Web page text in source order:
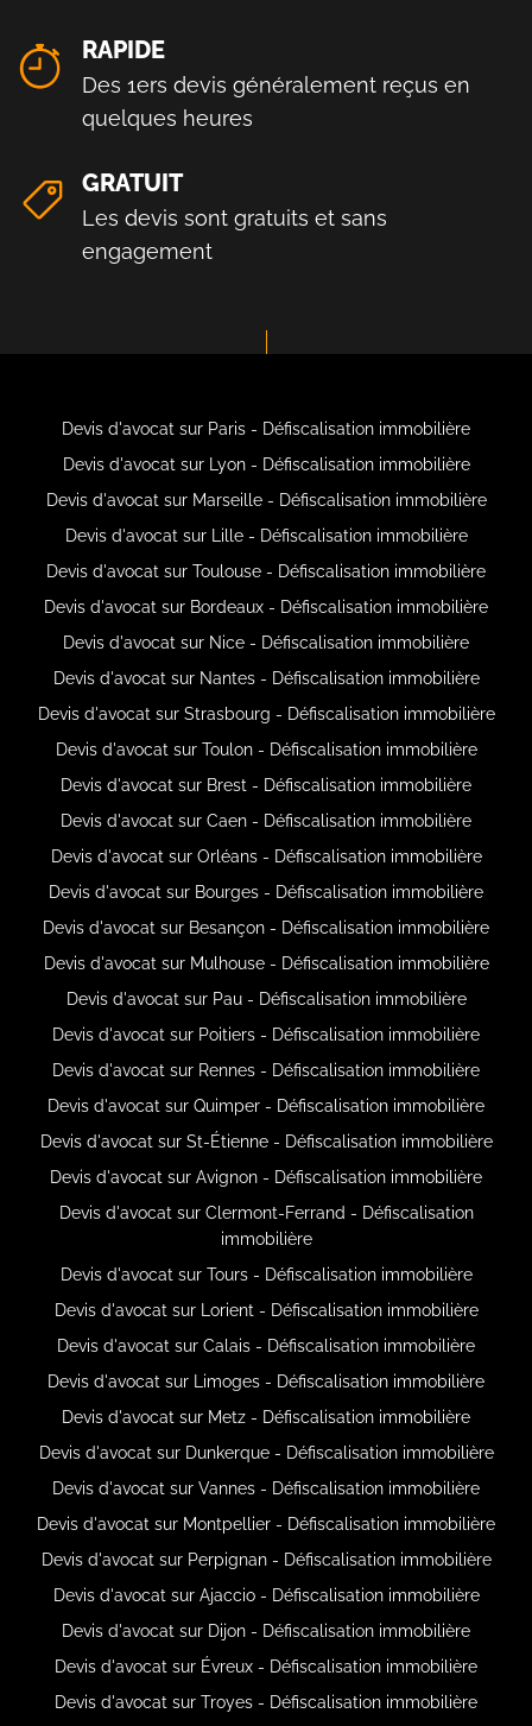
RAPIDE
Des 1ers devis généralement reçus en
quelques heures
GRATUIT
Les devis sont gratuits et sans
engagement
Devis d'avocat sur Paris - Défiscalisation immobilière
Devis d'avocat sur Lyon - Défiscalisation immobilière
Devis d'avocat sur Marseille - Défiscalisation immobilière
Devis d'avocat sur Lille - Défiscalisation immobilière
Devis d'avocat sur Toulouse - Défiscalisation immobilière
Devis d'avocat sur Bordeaux - Défiscalisation immobilière
Devis d'avocat sur Nice - Défiscalisation immobilière
Devis d'avocat sur Nantes - Défiscalisation immobilière
Devis d'avocat sur Strasbourg - Défiscalisation immobilière
Devis d'avocat sur Toulon - Défiscalisation immobilière
Devis d'avocat sur Brest - Défiscalisation immobilière
Devis d'avocat sur Caen - Défiscalisation immobilière
Devis d'avocat sur Orléans - Défiscalisation immobilière
Devis d'avocat sur Bourges - Défiscalisation immobilière
Devis d'avocat sur Besançon - Défiscalisation immobilière
Devis d'avocat sur Mulhouse - Défiscalisation immobilière
Devis d'avocat sur Pau - Défiscalisation immobilière
Devis d'avocat sur Poitiers - Défiscalisation immobilière
Devis d'avocat sur Rennes - Défiscalisation immobilière
Devis d'avocat sur Quimper - Défiscalisation immobilière
Devis d'avocat sur St-Étienne - Défiscalisation immobilière
Devis d'avocat sur Avignon - Défiscalisation immobilière
Devis d'avocat sur Clermont-Ferrand - Défiscalisation
immobilière
Devis d'avocat sur Tours - Défiscalisation immobilière
Devis d'avocat sur Lorient - Défiscalisation immobilière
Devis d'avocat sur Calais - Défiscalisation immobilière
Devis d'avocat sur Limoges - Défiscalisation immobilière
Devis d'avocat sur Metz - Défiscalisation immobilière
Devis d'avocat sur Dunkerque - Défiscalisation immobilière
Devis d'avocat sur Vannes - Défiscalisation immobilière
Devis d'avocat sur Montpellier - Défiscalisation immobilière
Devis d'avocat sur Perpignan - Défiscalisation immobilière
Devis d'avocat sur Ajaccio - Défiscalisation immobilière
Devis d'avocat sur Dijon - Défiscalisation immobilière
Devis d'avocat sur Évreux - Défiscalisation immobilière
Devis d'avocat sur Troyes - Défiscalisation immobilière